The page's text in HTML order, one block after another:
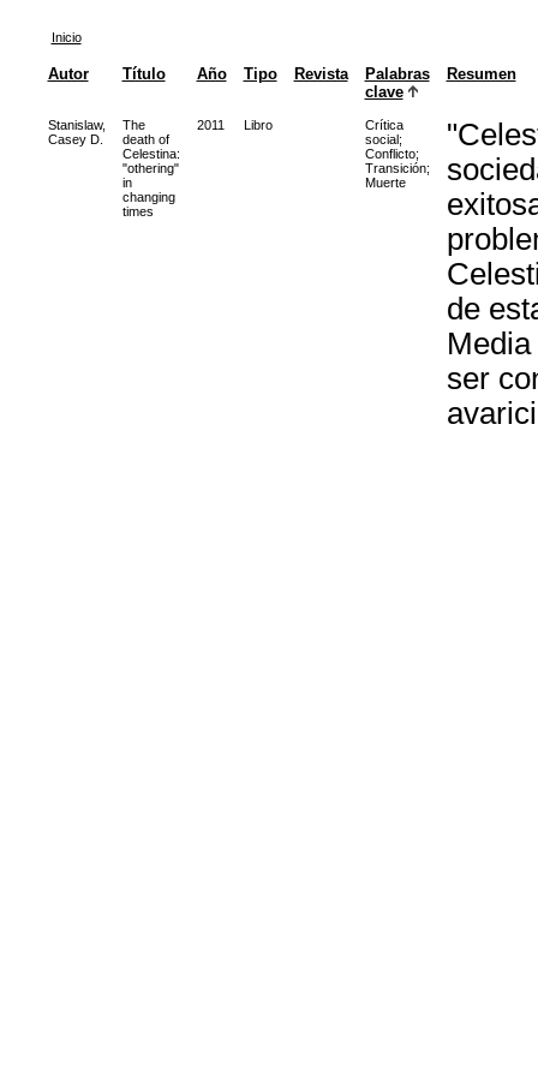
Inicio
Autor Título Año Tipo Revista
Palabras
clave
Resumen
Stanislaw,
Casey D.
The
death of
Celestina:
"othering"
in
changing
times
2011 Libro
Crítica
social;
Conflicto;
Transición;
Muerte
de
ser